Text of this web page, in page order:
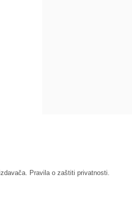
Pravila o zaštiti privatnosti.